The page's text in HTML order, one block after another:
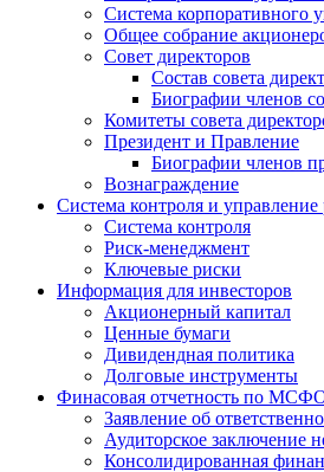
Система корпоративного
Общее собрание
Совет директоров
Состав совета
Биографии членов
Комитеты совета
Президент и Правление
Биографии членов
Вознаграждение
Система контроля и управление
Система контроля
Риск-менеджмент
Ключевые риски
Информация для инвесторов
Акционерный капитал
Ценные бумаги
Дивидендная политика
Долговые инструменты
Финасовая отчетность по
Заявление об
Аудиторское заключение
Консолидированная